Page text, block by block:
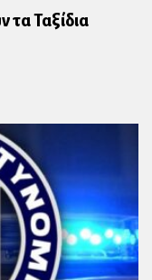
τα Ταξίδια